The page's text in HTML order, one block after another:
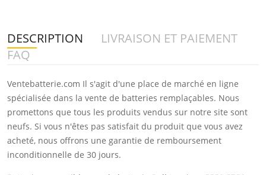
DESCRIPTION
LIVRAISON ET PAIEMENT
FAQ
Ventebatterie.com Il s'agit d'une place de marché en ligne
spécialisée dans la vente de batteries remplaçables. Nous
promettons que tous les produits vendus sur notre site sont
neufs. Si vous n'êtes pas satisfait du produit que vous avez
acheté, nous offrons une garantie de remboursement
inconditionnelle de 30 jours.